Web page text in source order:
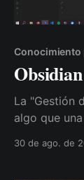
Conocimiento
La "Gestión
algo que
preguntarse
30 de ago. de